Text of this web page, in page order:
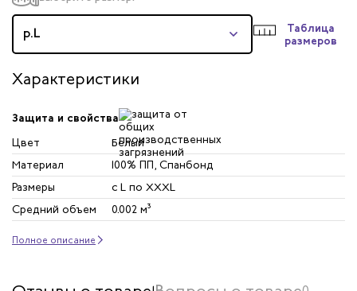
р.L
Таблица
размеров
Характеристики
Защита и свойства
Цвет
Белый
Материал
100% ПП, Спанбонд
Размеры
с L по XXXL
Средний объем
0.002 м³
Полное описание